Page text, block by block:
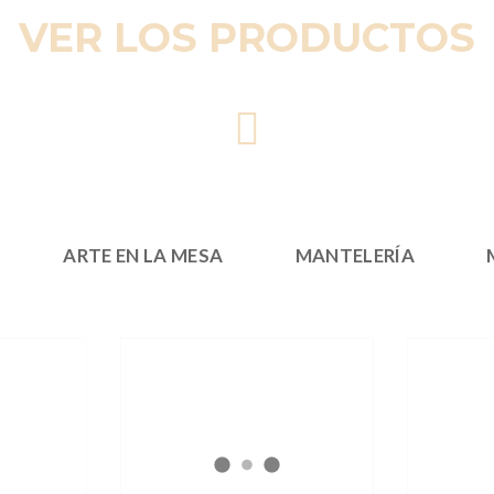
VER LOS PRODUCTOS
ARTE EN LA MESA MANTELERÍA